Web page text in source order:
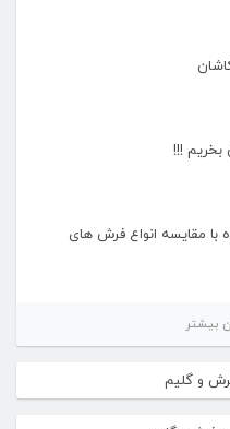
بخریم !!!
مقایسه انواع فرش های
بیشتر